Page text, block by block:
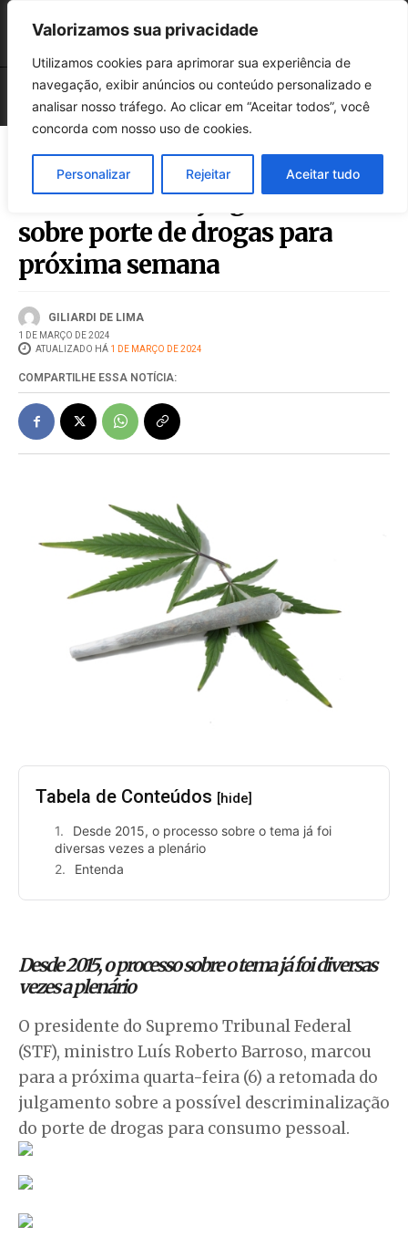
Valorizamos sua privacidade
Utilizamos cookies para aprimorar sua experiência de
navegação, exibir anúncios ou conteúdo personalizado e
analisar nosso tráfego. Ao clicar em “Aceitar todos”, você
concorda com nosso uso de cookies.
Personalizar Rejeitar Aceitar tudo
Barroso marca julgamento
sobre porte de drogas para
próxima semana
GILIARDI DE LIMA
1 DE MARÇO DE 2024
ATUALIZADO HÁ 1 DE MARÇO DE 2024
COMPARTILHE ESSA NOTÍCIA:
Tabela de Conteúdos [hide]
Desde 2015, o processo sobre o tema já foi
diversas vezes a plenário
Entenda
Desde 2015, o processo sobre o tema já foi diversas
vezes a plenário
O presidente do Supremo Tribunal Federal
(STF), ministro Luís Roberto Barroso, marcou
para a próxima quarta-feira (6) a retomada do
julgamento sobre a possível descriminalização
do porte de drogas para consumo pessoal.